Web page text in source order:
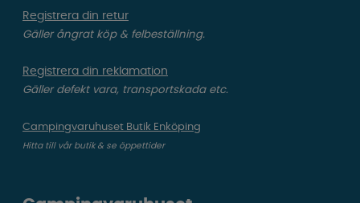
Registrera din retur
Gäller ångrat köp & felbeställning.
Registrera din reklamation
Gäller defekt vara, transportskada etc.
Campingvaruhuset Butik Enköping
Hitta till vår butik & se öppettider